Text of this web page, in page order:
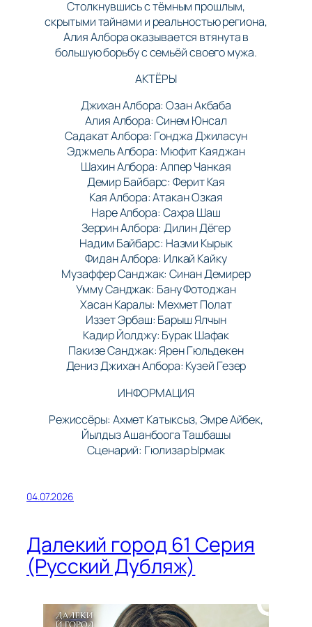
Столкнувшись с тёмным прошлым,
скрытыми тайнами и реальностью региона,
Алия Албора оказывается втянута в
большую борьбу с семьёй своего мужа.
АКТЁРЫ
Джихан Албора: Озан Акбаба
Алия Албора: Синем Юнсал
Садакат Албора: Гонджа Джиласун
Эджмель Албора: Мюфит Каяджан
Шахин Албора: Алпер Чанкая
Демир Байбарс: Ферит Кая
Кая Албора: Атакан Озкая
Наре Албора: Сахра Шаш
Зеррин Албора: Дилин Дёгер
Надим Байбарс: Назми Кырык
Фидан Албора: Илкай Кайку
Музаффер Санджак: Синан Демирер
Умму Санджак: Бану Фотоджан
Хасан Каралы: Мехмет Полат
Иззет Эрбаш: Барыш Ялчын
Кадир Йолджу: Бурак Шафак
Пакизе Санджак: Ярен Гюльдекен
Дениз Джихан Албора: Кузей Гезер
ИНФОРМАЦИЯ
Режиссёры: Ахмет Катыксыз, Эмре Айбек,
Йылдыз Ашанбоога Ташбашы
Сценарий: Гюлизар Ырмак
04.07.2026
Далекий город 61 Серия
(Русский Дубляж)